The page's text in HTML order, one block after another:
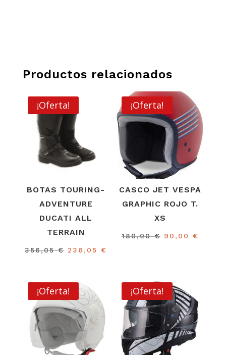
Productos relacionados
¡Oferta!
BOTAS TOURING-
ADVENTURE
DUCATI ALL
TERRAIN
356,05€ El
era:
356,05 €.
236,05 €
236,05 €.
¡Oferta!
CASCO JET VESPA
GRAPHIC ROJO T.
XS
180,00€ El
180,00 €.
90,00 €
¡Oferta! ¡Oferta!